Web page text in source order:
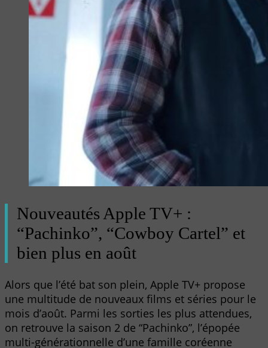
Nouveautés Apple TV+ :
“Pachinko”, “Cowboy Cartel” et
bien plus en août
Alors que l’été bat son plein, Apple TV+ propose
une multitude de nouveaux films et séries pour le
mois d’août. Parmi les sorties les plus attendues,
on retrouve la saison 2 de “Pachinko”, l’épopée
multi-générationnelle d’une famille coréenne